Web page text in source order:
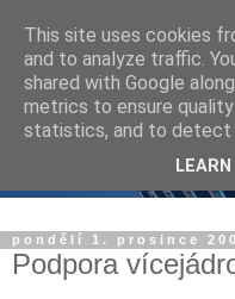
pondělí 1. prosince
Podpora
This site uses cookies
and to analyze traffic.
shared with Google
metrics to ensure
statistics, and to detect